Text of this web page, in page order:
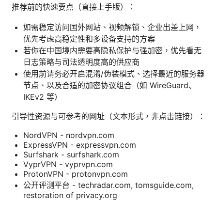
推荐前的快速要点（直接上手版）：
如需稳定访问国外网站、视频解锁、企业出差上网，
优先考虑高稳定性和多设备支持的方案
若你在中国境内需要高隐私保护与强加密，优先看无
日志策略与司法透明度高的供应商
使用前请务必开启混淆/伪装模式、选择最近的服务器
节点、以及合适的加密协议组合（如 WireGuard、
IKEv2 等）
引导性资源与可参考的网址（文本形式，非点击链接）：
NordVPN - nordvpn.com
ExpressVPN - expressvpn.com
Surfshark - surfshark.com
VyprVPN - vyprvpn.com
ProtonVPN - protonvpn.com
公开评测平台 - techradar.com, tomsguide.com,
restoration of privacy.org